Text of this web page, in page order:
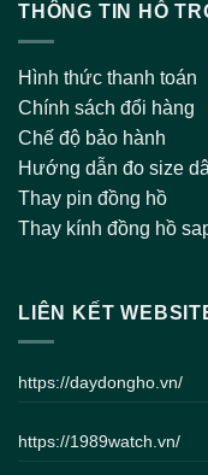
THÔNG TIN HỖ
Hình thức thanh toán
Chính sách đổi hàng
Chế độ bảo hành
Hướng dẫn đo size
Thay pin đồng hồ
Thay kính đồng hồ
LIÊN KẾT
https://daydongho.vn/
https://1989watch.vn/